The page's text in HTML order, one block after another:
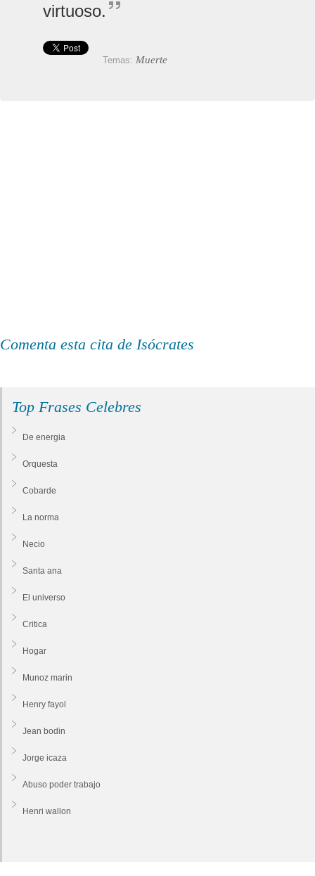
virtuoso.
Temas: Muerte
Comenta esta cita de Isócrates
Top Frases Celebres
De energia
Orquesta
Cobarde
La norma
Necio
Santa ana
El universo
Critica
Hogar
Munoz marin
Henry fayol
Jean bodin
Jorge icaza
Abuso poder trabajo
Henri wallon